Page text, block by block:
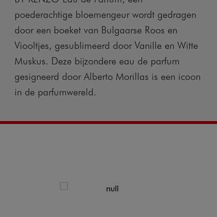
poederachtige bloemengeur wordt gedragen
door een boeket van Bulgaarse Roos en
Viooltjes, gesublimeerd door Vanille en Witte
Muskus. Deze bijzondere eau de parfum
gesigneerd door Alberto Morillas is een icoon
in de parfumwereld.